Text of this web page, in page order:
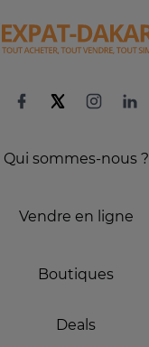
Qui sommes-nous ?
Vendre en ligne
Boutiques
Deals